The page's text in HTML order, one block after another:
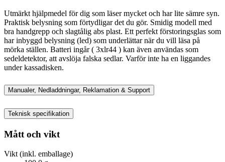
Utmärkt hjälpmedel för dig som läser mycket och har lite sämre syn.
Praktisk belysning som förtydligar det du gör. Smidig modell med
bra handgrepp och slagtålig abs plast. Ett perfekt förstoringsglas som
har inbyggd belysning (led) som underlättar när du vill läsa på
mörka ställen. Batteri ingår ( 3xlr44 ) kan även användas som
sedeldetektor, att avslöja falska sedlar. Varför inte ha en liggandes
under kassadisken.
Manualer, Nedladdningar, Reklamation & Support
Teknisk specifikation
Mått och vikt
Vikt (inkl. emballage)